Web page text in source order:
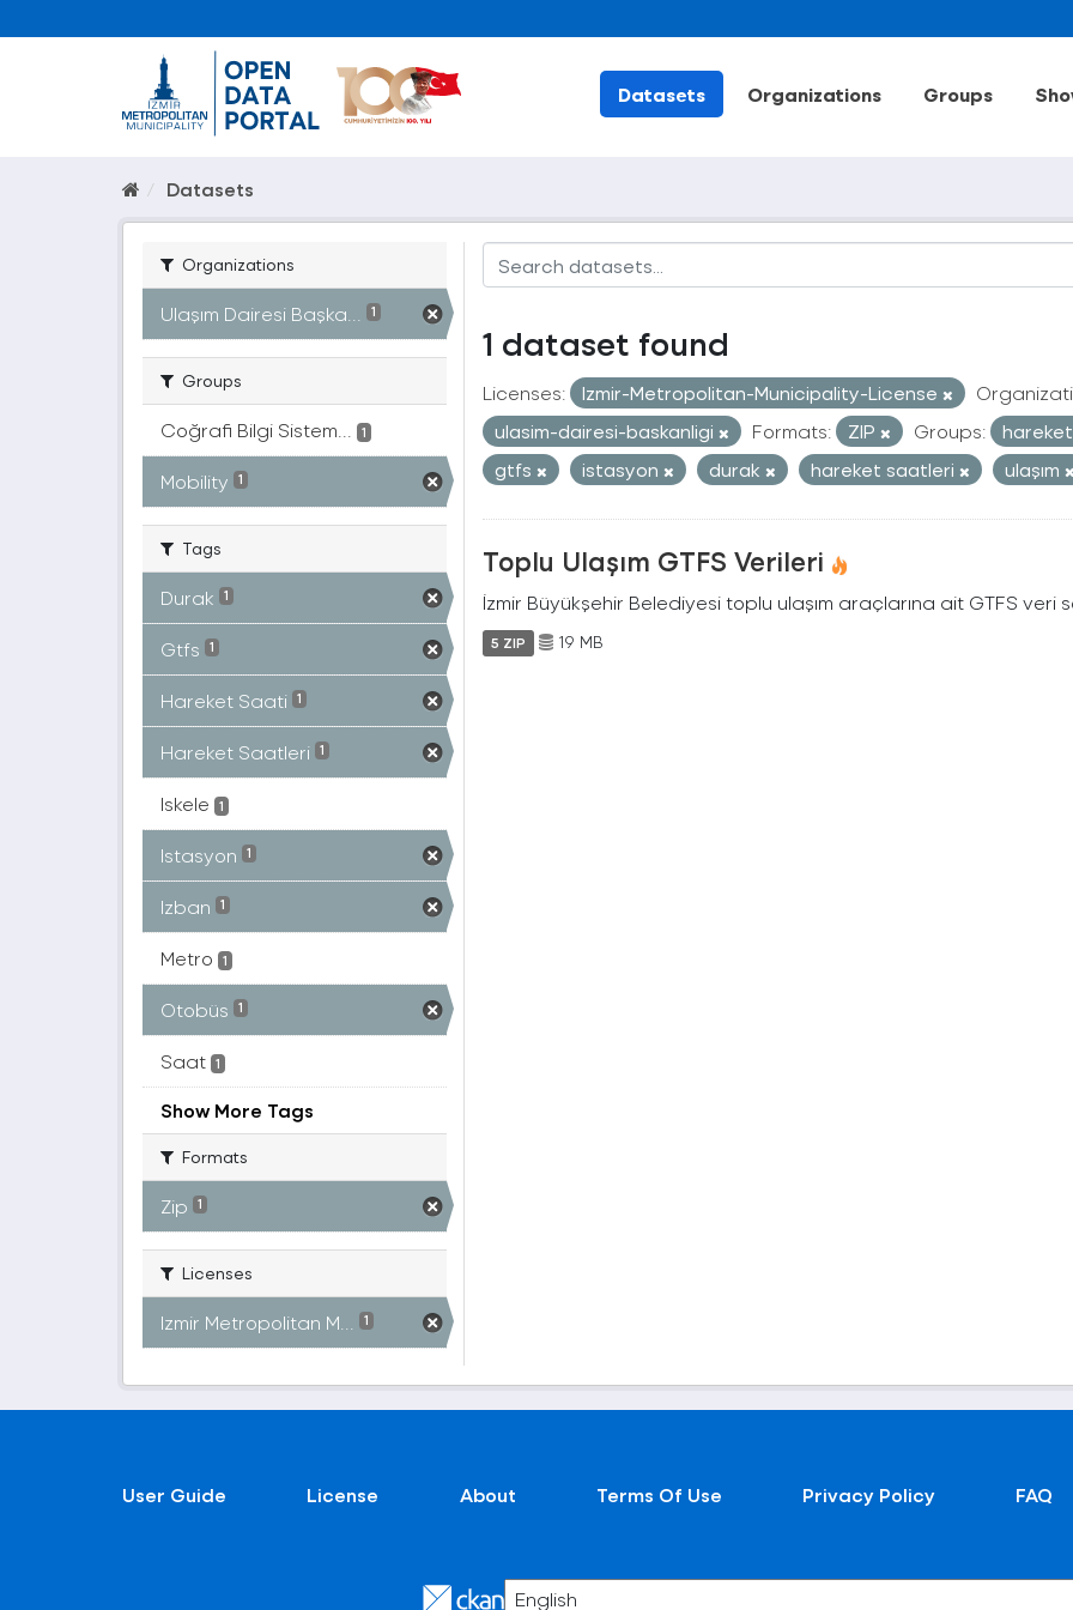
Datasets Organizations Groups
Datasets
Organizations
Ulaşım Dairesi Başka... 1
Groups
Coğrafi Bilgi Sistem... 1
Mobility 1
Tags
Durak 1
Gtfs 1
Hareket Saati 1
Hareket Saatleri 1
Iskele 1
Istasyon 1
Izban 1
Metro 1
Otobüs 1
Saat 1
Show More Tags
Formats
Zip 1
Licenses
Izmir Metropolitan M... 1
1 dataset found
Licenses: Izmir-Metropolitan-Municipality-License
ulasim-dairesi-baskanligi
Formats: ZIP Groups:
gtfs
istasyon durak hareket saatleri ulaşım
Toplu Ulaşım GTFS Verileri
İzmir Büyükşehir Belediyesi toplu ulaşım araçlarına ait GTFS veri
5 ZIP 19 MB
User Guide License About Terms Of Use Privacy Policy FAQ